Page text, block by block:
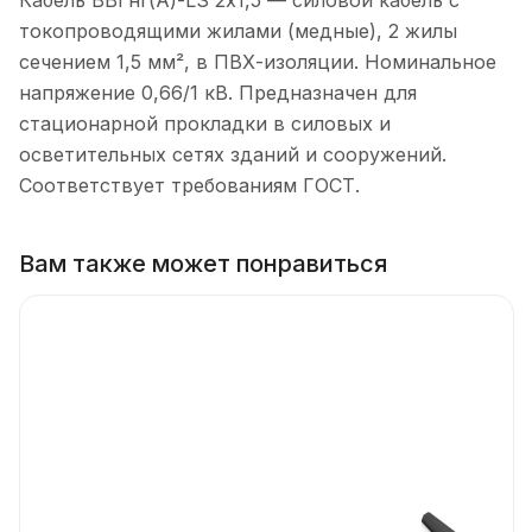
токопроводящими жилами (медные), 2 жилы
сечением 1,5 мм², в ПВХ-изоляции. Номинальное
напряжение 0,66/1 кВ. Предназначен для
стационарной прокладки в силовых и
осветительных сетях зданий и сооружений.
Соответствует требованиям ГОСТ.
Вам также может понравиться